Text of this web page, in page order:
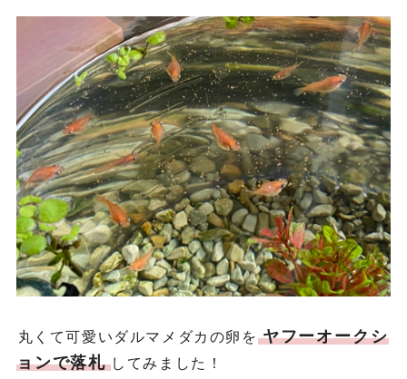
丸くて可愛いダルマメダカの卵を ヤフーオークシ
ョンで落札 してみました！